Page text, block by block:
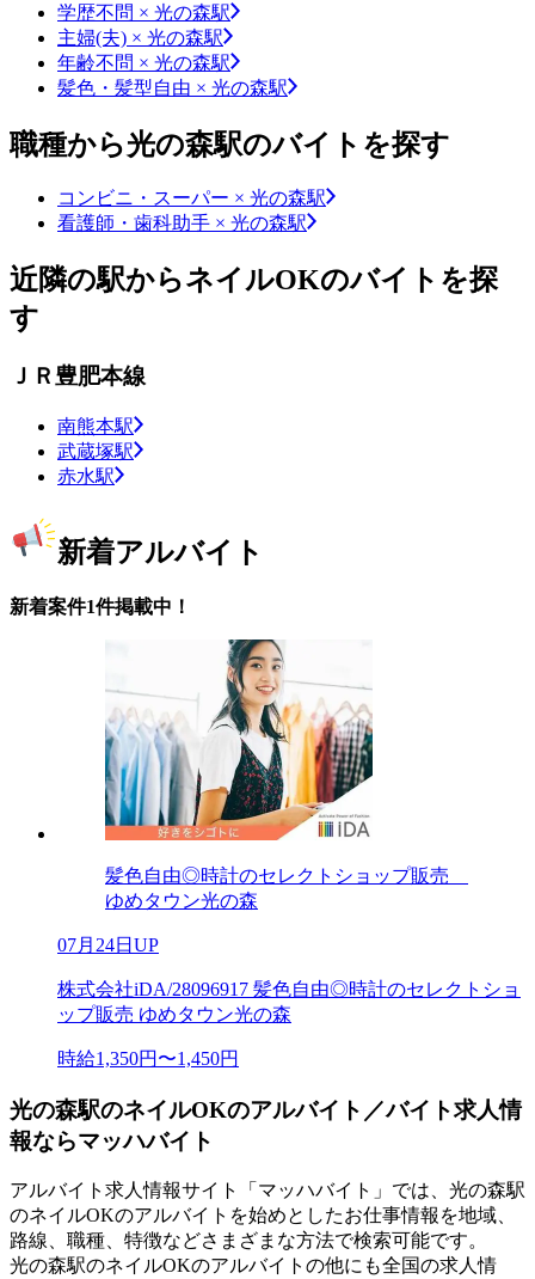
学歴不問 × 光の森駅
主婦(夫) × 光の森駅
年齢不問 × 光の森駅
髪色・髪型自由 × 光の森駅
職種から光の森駅のバイトを探す
コンビニ・スーパー × 光の森駅
看護師・歯科助手 × 光の森駅
近隣の駅からネイルOKのバイトを探
す
ＪＲ豊肥本線
南熊本駅
武蔵塚駅
赤水駅
新着アルバイト
新着案件1件掲載中！
髪色自由◎時計のセレクトショップ販売
ゆめタウン光の森
07月24日UP
株式会社iDA/28096917 髪色自由◎時計のセレクトショ
ップ販売 ゆめタウン光の森
時給1,350円〜1,450円
光の森駅のネイルOKのアルバイト／バイト求人情
報ならマッハバイト
アルバイト求人情報サイト「マッハバイト」では、光の森駅
のネイルOKのアルバイトを始めとしたお仕事情報を地域、
路線、職種、特徴などさまざまな方法で検索可能です。
光の森駅のネイルOKのアルバイトの他にも全国の求人情